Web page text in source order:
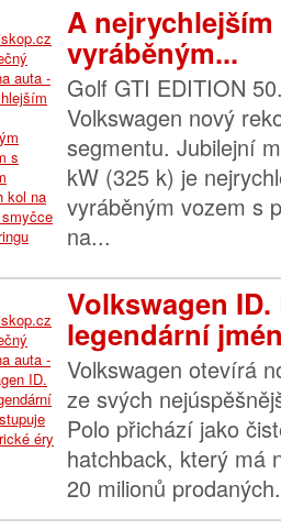
A nejrychlejším
vyráběným...
Golf GTI EDITION
Volkswagen nový
segmentu. Jubilejní
kW (325 k) je
vyráběným vozem s
na...
Volkswagen
legendární
Volkswagen otevírá
ze svých
Polo přichází jako
hatchback, který má
20 milionů